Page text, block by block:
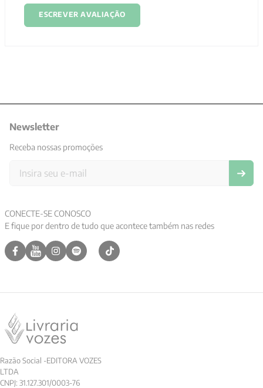
ESCREVER AVALIAÇÃO
Newsletter
Receba nossas promoções
CONECTE-SE CONOSCO
E fique por dentro de tudo que acontece também nas redes
Razão Social -EDITORA VOZES
LTDA
CNPJ: 31.127.301/0003-76